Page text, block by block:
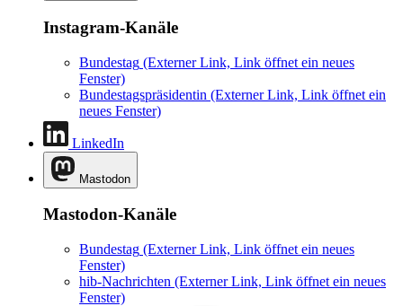
Instagram-Kanäle
Bundestag (Externer Link, Link öffnet ein neues
Fenster)
Bundestagspräsidentin (Externer Link, Link öffnet ein
neues Fenster)
LinkedIn
Mastodon
Mastodon-Kanäle
Bundestag (Externer Link, Link öffnet ein neues
Fenster)
hib-Nachrichten (Externer Link, Link öffnet ein neues
Fenster)